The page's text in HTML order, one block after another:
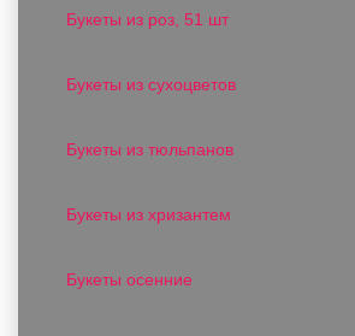
Букеты из роз, 51 шт
Букеты из сухоцветов
Букеты из тюльпанов
Букеты из хризантем
Букеты осенние